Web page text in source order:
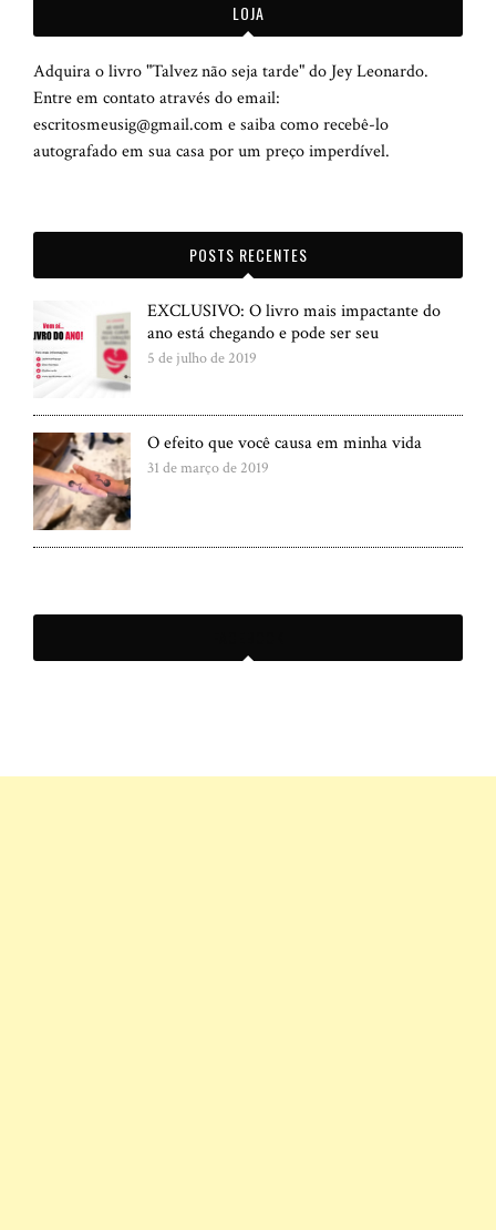
LOJA
Adquira o livro "Talvez não seja tarde" do Jey Leonardo.
Entre em contato através do email:
escritosmeusig@gmail.com e saiba como recebê-lo
autografado em sua casa por um preço imperdível.
POSTS RECENTES
EXCLUSIVO: O livro mais impactante do
ano está chegando e pode ser seu
5 de julho de 2019
O efeito que você causa em minha vida
31 de março de 2019